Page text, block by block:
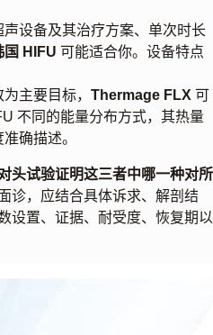
设备及其治疗方案、单次时长
国 HIFU 可能适合你。设备特点
主要目标， Thermage FLX 可
不同的能量分布方式，其热量
确描述。
头试验证明这三者中哪一种对所
诊，应结合具体诉求、解剖结
设置、证据、耐受度、恢复期以